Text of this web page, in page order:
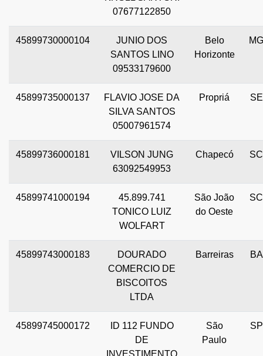
07677122850
45899730000104
JUNIO DOS
SANTOS LINO
09533179600
Belo
Horizonte
MG
45899735000137
FLAVIO JOSE DA
SILVA SANTOS
05007961574
Propriá SE
45899736000181
VILSON JUNG
63092549953
Chapecó SC
45899741000194
45.899.741
TONICO LUIZ
WOLFART
São João
do Oeste
SC
45899743000183
DOURADO
COMERCIO DE
BISCOITOS
LTDA
Barreiras BA
45899745000172
ID 112 FUNDO
DE
INVESTIMENTO
São
Paulo
SP